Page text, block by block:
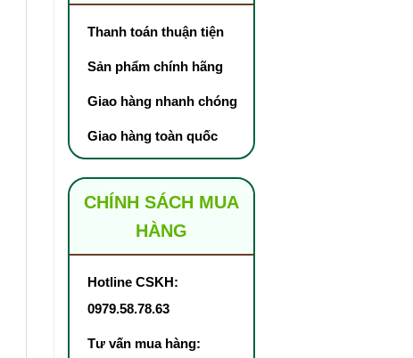
Thanh toán thuận tiện
Sản phẩm chính hãng
Giao hàng nhanh chóng
Giao hàng toàn quốc
CHÍNH SÁCH MUA
HÀNG
Hotline CSKH:
0979.58.78.63
Tư vấn mua hàng: